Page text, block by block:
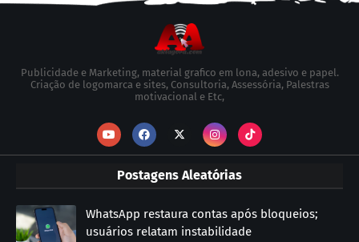
Publicidade e Marketing, material grafico em lona, adesivo e papel.
Criação de logomarca e sites, Consultoria, Assessória, Palestras
motivacional e Etc,
Postagens Aleatórias
WhatsApp restaura contas após bloqueios;
usuários relatam instabilidade